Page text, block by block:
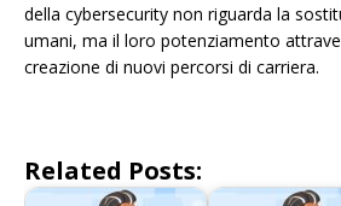
della cybersecurity non riguarda la
umani, ma il loro potenziamento
creazione di nuovi percorsi di carriera.
Related Posts: